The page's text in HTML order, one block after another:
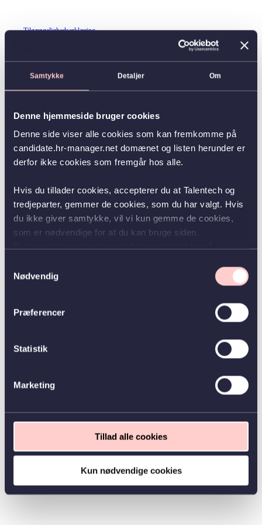
Samtykke Detaljer Om
Denne hjemmeside bruger cookies
Denne side viser alle cookies som kan fremkomme på
candidate.hr-manager.net domænet og listen herunder er
derfor ikke cookies som fremgår hos alle.
Hvis du tillader cookies, accepterer du at Talentech og
tredjeparter, gemmer de cookies, som du har valgt. Hvis
du ikke giver samtykke, vil vi kun gemme de cookies,
som er nødvendige for at du kan bruge siden.
Nødvendig
Præferencer
Statistik
Marketing
Tillad alle cookies
Kun nødvendige cookies
Tilgængelighedserklæring